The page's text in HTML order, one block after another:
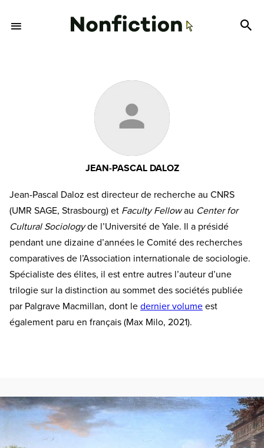
JEAN-PASCAL DALOZ
Jean-Pascal Daloz est directeur de recherche au CNRS
(UMR SAGE, Strasbourg) et Faculty Fellowau Center for
Cultural Sociologyde l’Université de Yale. Il a présidé
pendant une dizaine d’années le Comité des recherches
comparatives de l’Association internationale de sociologie.
Spécialiste des élites, il est entre autres l’auteur d’une
trilogie sur la distinction au sommet des sociétés publiée
par Palgrave Macmillan, dont le dernier volume est
également paru en français (Max Milo, 2021).